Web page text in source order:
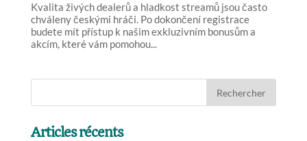
Kvalita živých dealerů a hladkost streamů jsou často
chváleny českými hráči. Po dokončení registrace
budete mít přístup k našim exkluzivním bonusům a
akcím, které vám pomohou...
Articles récents